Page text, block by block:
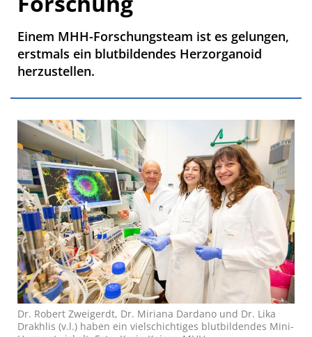
Einem MHH-Forschungsteam ist es gelungen,
erstmals ein blutbildendes Herzorganoid
herzustellen.
Dr. Robert Zweigerdt, Dr. Miriana Dardano und Dr. Lika
Drakhlis (v.l.) haben ein vielschichtiges blutbildendes Mini-